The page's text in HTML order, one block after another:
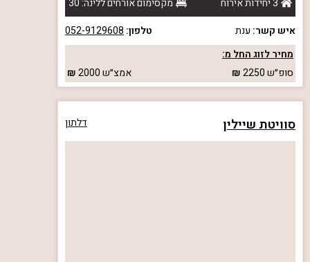
איש קשר: ענת טלפון: 052-9129608
מחיר לזוג החל מ:
סופ״ש2250 אמצ״ש2000
סוויטת שיילין דלתון